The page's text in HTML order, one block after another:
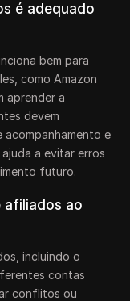
é adequado
bem para
como Amazon
aprender a
devem
acompanhamento e
a evitar erros
futuro.
afiliados ao
incluindo o
contas
conflitos ou